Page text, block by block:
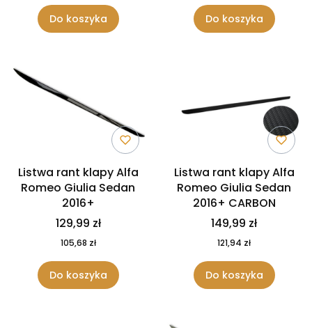
Do koszyka Do koszyka
Listwa rant klapy Alfa
Romeo Giulia Sedan
2016+
129,99 zł
105,68 zł
Do koszyka
Listwa rant klapy Alfa
Romeo Giulia Sedan
2016+ CARBON
149,99 zł
121,94 zł
Do koszyka